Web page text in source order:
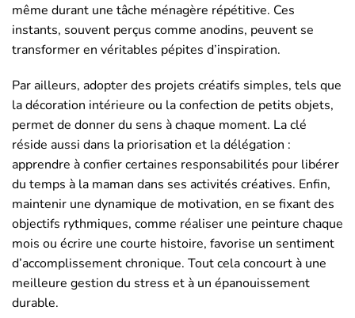
même durant une tâche ménagère répétitive. Ces
instants, souvent perçus comme anodins, peuvent se
transformer en véritables pépites d’inspiration.
Par ailleurs, adopter des projets créatifs simples, tels que
la décoration intérieure ou la confection de petits objets,
permet de donner du sens à chaque moment. La clé
réside aussi dans la priorisation et la délégation :
apprendre à confier certaines responsabilités pour libérer
du temps à la maman dans ses activités créatives. Enfin,
maintenir une dynamique de motivation, en se fixant des
objectifs rythmiques, comme réaliser une peinture chaque
mois ou écrire une courte histoire, favorise un sentiment
d’accomplissement chronique. Tout cela concourt à une
meilleure gestion du stress et à un épanouissement
durable.